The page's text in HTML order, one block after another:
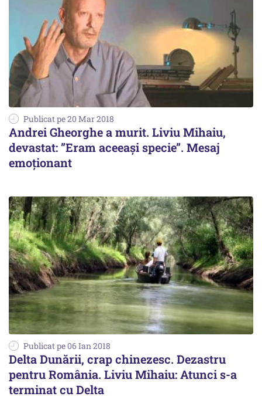
Publicat pe 20 Mar 2018
Andrei Gheorghe a murit. Liviu Mihaiu,
devastat: ”Eram aceeași specie”. Mesaj
emoționant
Publicat pe 06 Ian 2018
Delta Dunării, crap chinezesc. Dezastru
pentru România. Liviu Mihaiu: Atunci s-a
terminat cu Delta